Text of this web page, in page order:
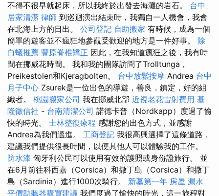
不得不很早就起床，所以我終於出發去海灘的岩石。 台中
居家清潔 律師 到巡迴演出結束時，我獨自一人機會，我會
在北海上方的日出。 公司登記 自助搬家 有時候，成為一個
簡單的遊客並不瘋狂地參觀受歡迎的地方是一件好事。 除
白蟻推薦 豐原脊椎矯正 因此，在我知道瘋狂之後，我有時
間在挪威花時間。 我和我的團隊訪問了Trolltunga，
Preikestolen和Kjeragbolten。 台中放鬆按摩 Andrea 台中
月子中心 Zsurek是一位出色的導遊，善良，鎮定，好的組
織者。 桃園搬家公司 我在挪威北部 近視老花雷射費用 基
隆徵信社 - 台南清潔公司 諾德卡普（Nordkapp）度過了愉
快的時光。 士林整復療程 感謝您的出色方式，並感謝
Andrea為我們邁進。 工商登記 我很高興選擇了這條道路，
建議我們提供很長時間，以便其他人可以體驗我的工作。
防水漆 匈牙利公民可以使用有效的護照或身份證旅行。 並
在6月前往科西嘉（Corsica）和撒丁島（Corsica）和撒丁
島（Sardinia）進行1000次騎行。 新墓第一年 房屋 漏水
平價助聽器購買建議 我們度過了愉快的時光，這一旅程對